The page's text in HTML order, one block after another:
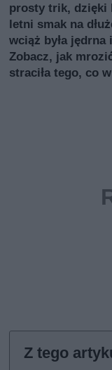
prosty trik, dzięki
letni smak na
wciąż była
Zobacz, jak
straciła tego, co